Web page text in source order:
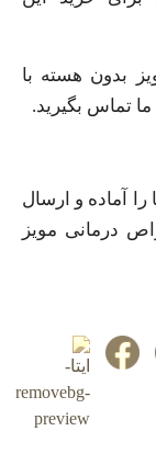
بدون هسته با
تماس بگیرید.
آماده و ارسال
درمانی مویز